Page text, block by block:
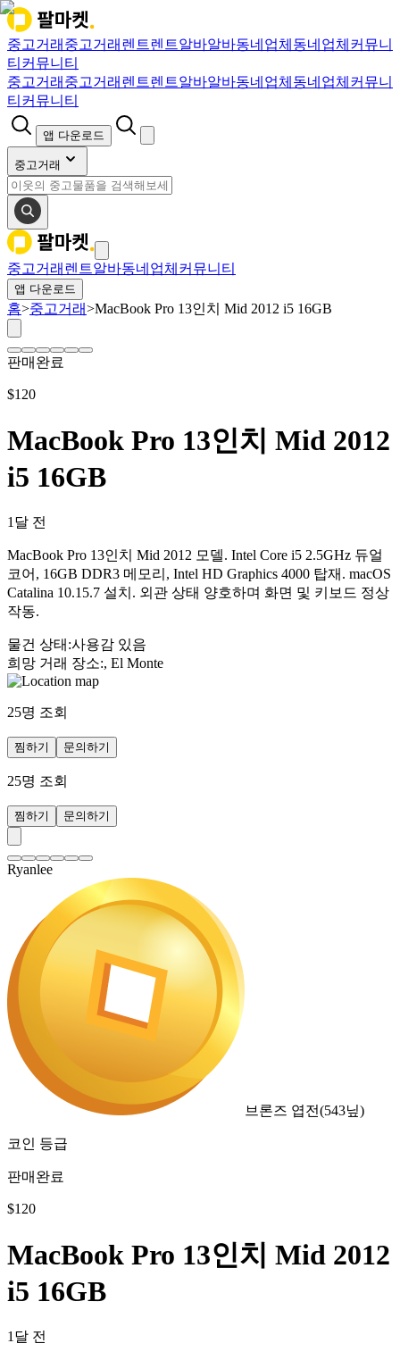
중고거래 중고거래 렌트렌트알바알바동네업체 동네업체 커뮤니
티 커뮤니티
중고거래 중고거래 렌트렌트알바알바동네업체 동네업체 커뮤니
티 커뮤니티
앱 다운로드
중고거래
중고거래 렌트알바동네업체 커뮤니티
앱 다운로드
홈>중고거래>MacBook Pro 13인치 Mid 2012 i5 16GB
판매완료
$120
MacBook Pro 13인치 Mid 2012
i5 16GB
1달 전
MacBook Pro 13인치 Mid 2012 모델. Intel Core i5 2.5GHz 듀얼
코어, 16GB DDR3 메모리, Intel HD Graphics 4000 탑재. macOS
Catalina 10.15.7 설치. 외관 상태 양호하며 화면 및 키보드 정상
작동.
물건 상태 :사용감 있음
희망 거래 장소:, El Monte
25명 조회
찜하기 문의하기
25명 조회
찜하기 문의하기
Ryanlee
브론즈 엽전(543닢)
코인 등급
판매완료
$120
MacBook Pro 13인치 Mid 2012
i5 16GB
1달 전